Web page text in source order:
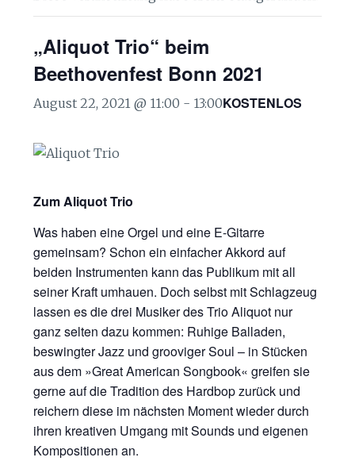
„Aliquot Trio“ beim
Beethovenfest Bonn 2021
August 22, 2021 @ 11:00 - 13:00KOSTENLOS
Zum Aliquot Trio
Was haben eine Orgel und eine E-Gitarre
gemeinsam? Schon ein einfacher Akkord auf
beiden Instrumenten kann das Publikum mit all
seiner Kraft umhauen. Doch selbst mit Schlagzeug
lassen es die drei Musiker des Trio Aliquot nur
ganz selten dazu kommen: Ruhige Balladen,
beswingter Jazz und grooviger Soul – in Stücken
aus dem »Great American Songbook« greifen sie
gerne auf die Tradition des Hardbop zurück und
reichern diese im nächsten Moment wieder durch
ihren kreativen Umgang mit Sounds und eigenen
Kompositionen an.